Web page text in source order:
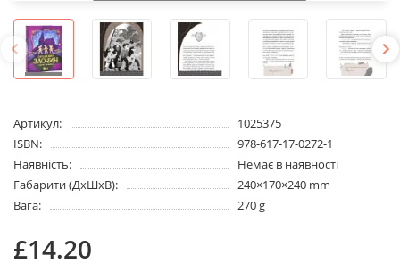
Артикул:
1025375
ISBN:
978-617-17-0272-1
Наявність:
Немає в наявності
Габарити (ДхШхВ):
240×170×240 mm
Вага:
270 g
£14.20